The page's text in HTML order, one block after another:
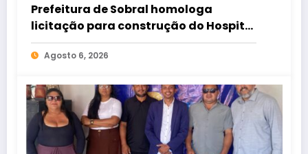
Prefeitura de Sobral homologa
licitação para construção do Hospital
de Taperuaba
Agosto 6, 2026